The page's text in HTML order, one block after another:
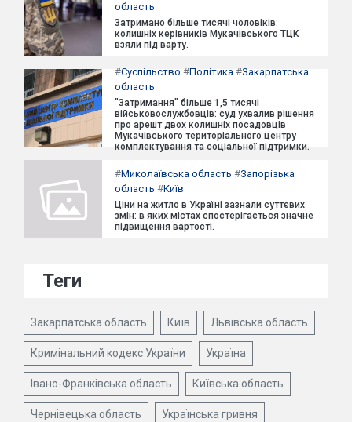
область
Затримано більше тисячі чоловіків:
колишніх керівників Мукачівського ТЦК
взяли під варту.
#Суспільство #Політика #Закарпатська
область
"Затримання" більше 1,5 тисячі
військовослужбовців: суд ухвалив рішення
про арешт двох колишніх посадовців
Мукачівського територіального центру
комплектування та соціальної підтримки.
#Миколаївська область #Запорізька
область #Київ
Ціни на житло в Україні зазнали суттєвих
змін: в яких містах спостерігається значне
підвищення вартості.
Теги
Закарпатська область Київ Львівська область
Кримінальний кодекс України Україна
Івано-Франківська область Київська область
Чернівецька область Українська гривня